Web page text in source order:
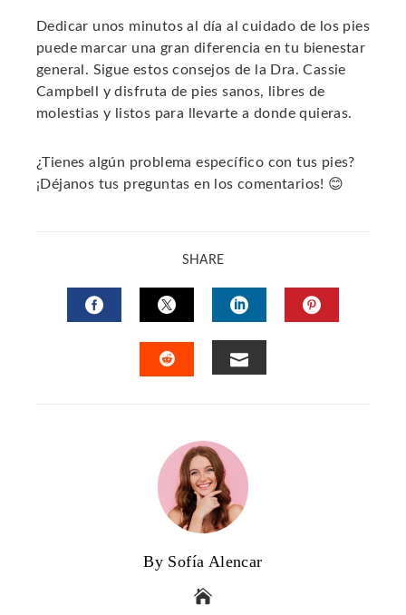
Dedicar unos minutos al día al cuidado de los pies
puede marcar una gran diferencia en tu bienestar
general. Sigue estos consejos de la Dra. Cassie
Campbell y disfruta de pies sanos, libres de
molestias y listos para llevarte a donde quieras.
¿Tienes algún problema específico con tus pies?
¡Déjanos tus preguntas en los comentarios! 😊
SHARE
FACEBOOKTWITTERLINKEDIN
By Sofía Alencar